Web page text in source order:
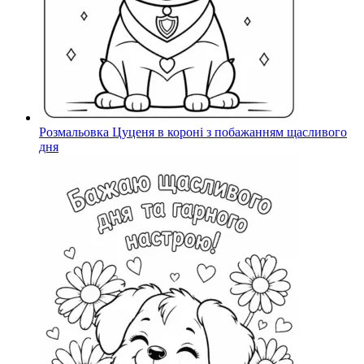
Розмальовка Цуценя в короні з побажанням щасливого
дня